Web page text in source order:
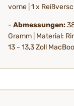
vorne | 1 x
- Abmessungen:
Gramm | Material:
13 - 13,3 Zoll